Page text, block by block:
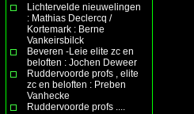
Lichtervelde nieuwelingen
: Mathias Declercq /
Kortemark : Berne
Vankeirsbilck
Beveren -Leie elite zc en
beloften : Jochen Deweer
Ruddervoorde profs , elite
zc en beloften : Preben
Vanhecke
Ruddervoorde profs ....